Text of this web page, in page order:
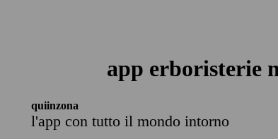
app erboristerie
quiinzona
l'app con tutto il mondo intorno